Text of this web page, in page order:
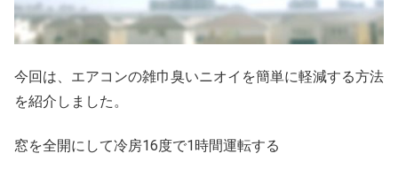
今回は、エアコンの雑巾臭いニオイを簡単に軽減する方法
を紹介しました。
窓を全開にして冷房16度で1時間運転する